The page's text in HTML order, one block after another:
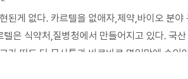
된게 없다. 카르텔을 없애자,제약,바이오 분
은 식약처,질병청에서 만들어지고 있다. 국
가 떠도 다 무사통과 바로바로 몇일만에 승인